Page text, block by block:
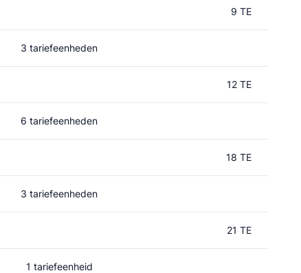
9 TE
3 tariefeenheden
12 TE
6 tariefeenheden
18 TE
3 tariefeenheden
21 TE
1 tariefeenheid